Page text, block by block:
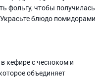
фольгу, чтобы получилась
блюдо помидорами
кефире с чесноком и
объединяет